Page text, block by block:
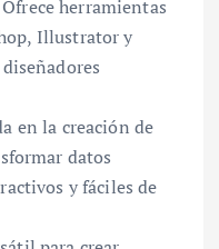
Ofrece herramientas
Illustrator y
en la creación de
datos
y fáciles de